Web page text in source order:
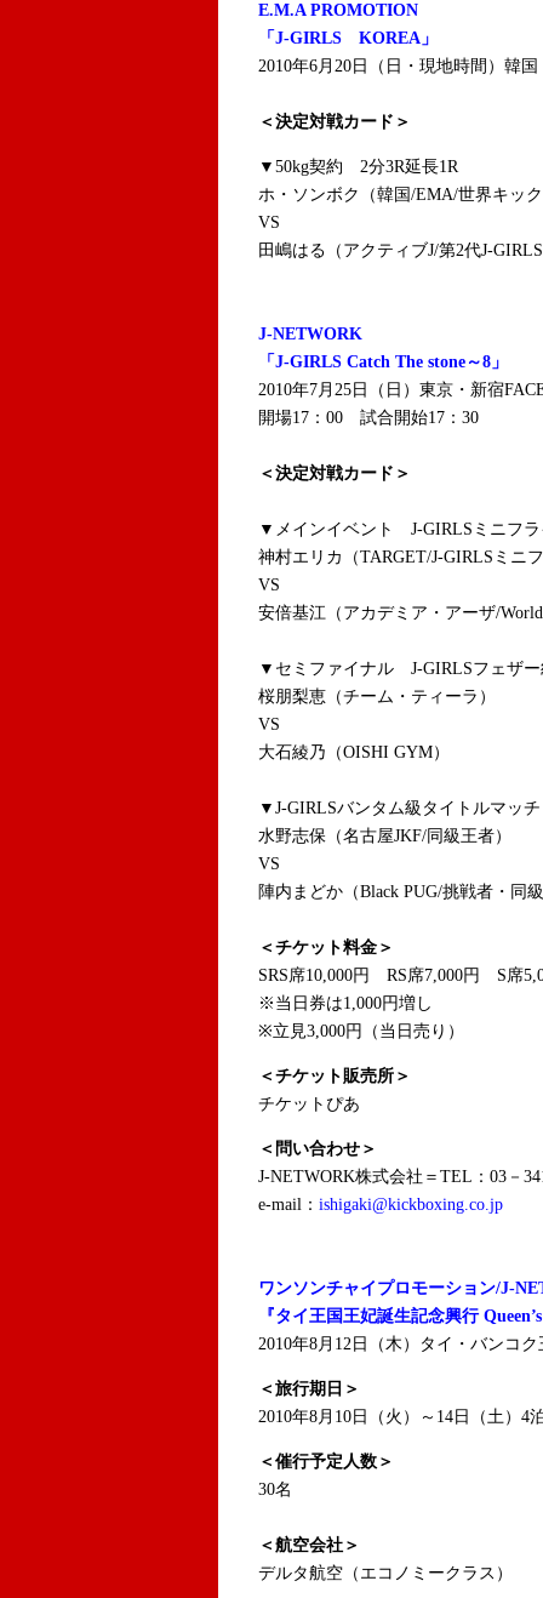
E.M.A PROMOTION
「J-GIRLS KOREA」
2010年6月20日（日・現地時間）韓
＜決定対戦カード＞
▼50kg契約 2分3R延長1R
ホ・ソンボク（韓国/EMA/世界キッ
VS
田嶋はる（アクティブJ/第2代J-
J-NETWORK
「J-GIRLS Catch The stone～8」
2010年7月25日（日）東京・新宿
開場17：00 試合開始17：30
＜決定対戦カード＞
▼メインイベント J-GIRLSミニフ
神村エリカ（TARGET/J-GIRLSミニ
VS
安倍基江（アカデミア・アーザ/
▼セミファイナル J-GIRLSフェザ
桜朋梨恵（チーム・ティーラ）
VS
大石綾乃（OISHI GYM）
▼ J-GIRLSバンタム級タイトルマッ
水野志保（名古屋JKF/同級王者）
VS
陣内まどか（Black PUG/挑戦者・同
＜チケット料金＞
SRS席10,000円 RS席7,000円 S席
※当日券は1,000円増し
※立見3,000円（当日売り）
＜チケット販売所＞
チケットぴあ
＜問い合わせ＞
J-NETWORK株式会社＝TEL：03－
e-mail： ishigaki@kickboxing.co.jp
ワンソンチャイプロモーション/J-
『タイ王国王妃誕生記念興行
2010年8月12日（木）タイ・バンコ
＜旅行期日＞
2010年8月10日（火）～14日（土）4
＜催行予定人数＞
30名
＜航空会社＞
デルタ航空（エコノミークラス）